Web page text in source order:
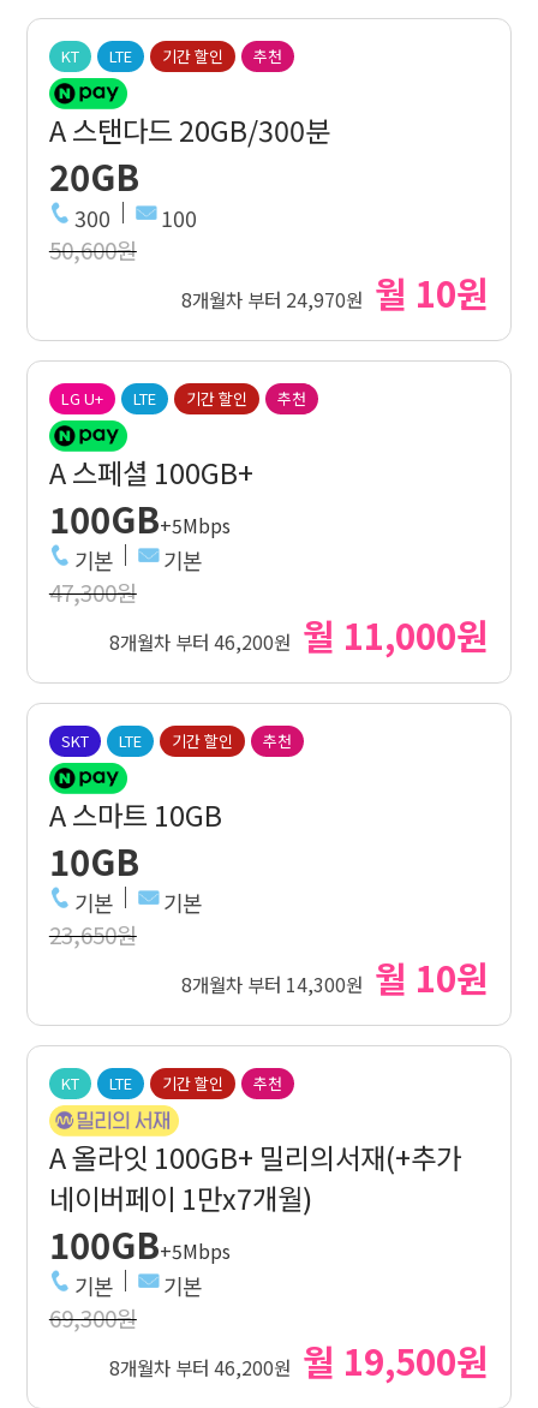
KT LTE 기간 할인 추천
A 스탠다드 20GB/300분
20GB
300 100
50,600원
8개월차 부터 24,970원 월 10원
LG U+ LTE 기간 할인 추천
A 스페셜 100GB+
100GB+5Mbps
기본 기본
47,300원
8개월차 부터 46,200원 월 11,000원
SKT LTE 기간 할인 추천
A 스마트 10GB
10GB
기본 기본
23,650원
8개월차 부터 14,300원 월 10원
KT LTE 기간 할인 추천
A 올라잇 100GB+ 밀리의서재(+추가
네이버페이 1만x7개월)
100GB+5Mbps
기본 기본
69,300원
8개월차 부터 46,200원 월 19,500원